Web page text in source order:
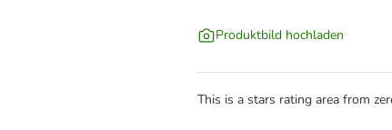
Produktbild hochladen
This is a stars rating area from